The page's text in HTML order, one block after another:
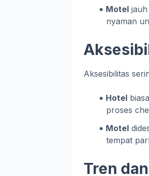
Motel
nyaman
Aksesibilitas
Hotel
proses
Motel
tempat
Tren